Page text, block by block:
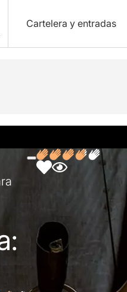
Cartelera y entradas
Fotos y vídeos